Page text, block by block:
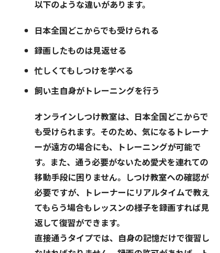
以下のような違いがあります。
日本全国どこからでも受けられる
録画したものは見返せる
忙しくてもしつけを学べる
飼い主自身がトレーニングを行う
オンラインしつけ教室は、日本全国どこからで
も受けられます。そのため、気になるトレーナ
ーが遠方の場合にも、トレーニングが可能で
す。また、通う必要がないため愛犬を連れての
移動手段に困りません。しつけ教室への確認が
必要ですが、トレーナーにリアルタイムで教え
てもらう場合もレッスンの様子を録画すれば見
返して復習ができます。
直接通うタイプでは、自身の記憶だけで復習し